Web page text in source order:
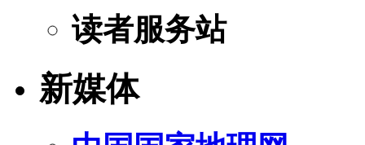
读者服务站
新媒体